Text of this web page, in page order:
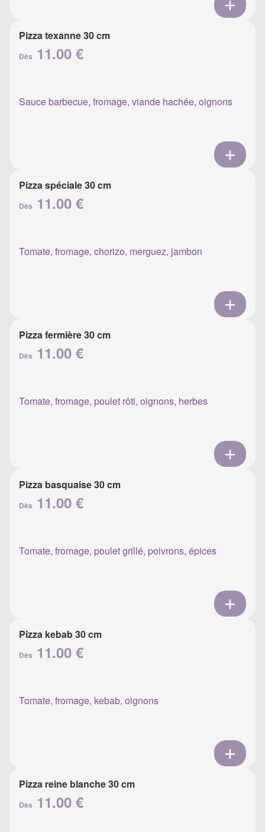
Pizza texanne 30 cm
Dès 11.00 €
Sauce barbecue, fromage, viande hachée, oignons
Pizza spéciale 30 cm
Dès 11.00 €
Tomate, fromage, chorizo, merguez, jambon
Pizza fermière 30 cm
Dès 11.00 €
Tomate, fromage, poulet rôti, oignons, herbes
Pizza basquaise 30 cm
Dès 11.00 €
Tomate, fromage, poulet grillé, poivrons, épices
Pizza kebab 30 cm
Dès 11.00 €
Tomate, fromage, kebab, oignons
Pizza reine blanche 30 cm
Dès 11.00 €